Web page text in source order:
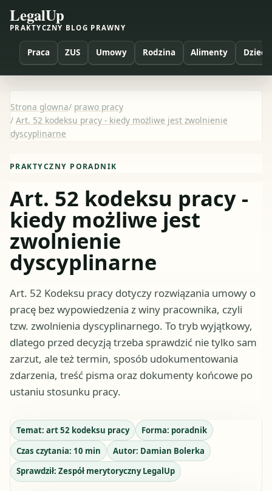
LegalUp
PRAKTYCZNY BLOG PRAWNY
Praca ZUS Umowy Rodzina Alimenty Dzieci
Strona glowna/ prawo pracy
/ Art. 52 kodeksu pracy - kiedy możliwe jest zwolnienie
dyscyplinarne
PRAKTYCZNY PORADNIK
Art. 52 kodeksu pracy -
kiedy możliwe jest
zwolnienie
dyscyplinarne
Art. 52 Kodeksu pracy dotyczy rozwiązania umowy o
pracę bez wypowiedzenia z winy pracownika, czyli
tzw. zwolnienia dyscyplinarnego. To tryb wyjątkowy,
dlatego przed decyzją trzeba sprawdzić nie tylko sam
zarzut, ale też termin, sposób udokumentowania
zdarzenia, treść pisma oraz dokumenty końcowe po
ustaniu stosunku pracy.
Temat: art 52 kodeksu pracy Forma: poradnik
Czas czytania: 10 min Autor: Damian Bolerka
Sprawdził: Zespół merytoryczny LegalUp